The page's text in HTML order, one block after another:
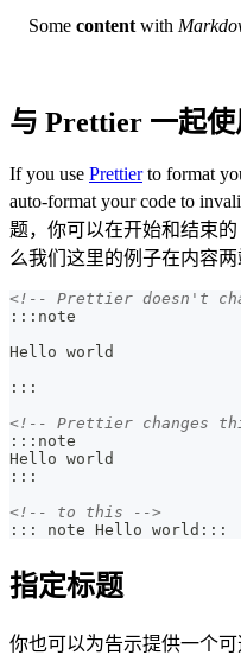
Some content with
与 Prettier 一起使
If you use Prettierto format
auto-format your code to
题，你可以在开始和结束的
么我们这里的例子在内容两
<!-- Prettier doesn't
:::note
Hello world
:::
<!-- Prettier changes
:::note
Hello world
:::
<!-- to this -->
::: note Hello world:::
指定标题
你也可以为告示提供一个可